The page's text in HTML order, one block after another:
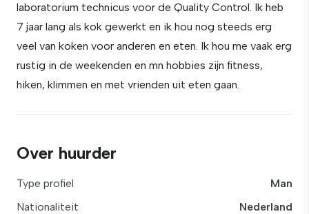
laboratorium technicus voor de Quality Control. Ik heb
7 jaar lang als kok gewerkt en ik hou nog steeds erg
veel van koken voor anderen en eten. Ik hou me vaak erg
rustig in de weekenden en mn hobbies zijn fitness,
hiken, klimmen en met vrienden uit eten gaan.
Over huurder
Type profiel
Man
Nationaliteit
Nederland